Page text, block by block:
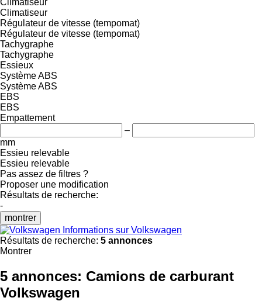
Climatiseur
Régulateur de vitesse (tempomat)
Régulateur de vitesse (tempomat)
Tachygraphe
Tachygraphe
Essieux
Système ABS
Système ABS
EBS
EBS
Empattement
–
mm
Essieu relevable
Essieu relevable
Pas assez de filtres ?
Proposer une modification
Résultats de recherche:
-
montrer
Informations sur Volkswagen
Résultats de recherche: 5 annonces
Montrer
5 annonces: Camions de carburant
Volkswagen